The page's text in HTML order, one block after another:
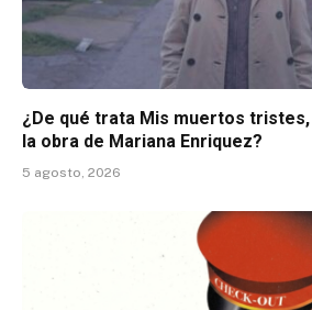
¿De qué trata Mis muertos
la obra de Mariana Enriquez?
5 agosto, 2026